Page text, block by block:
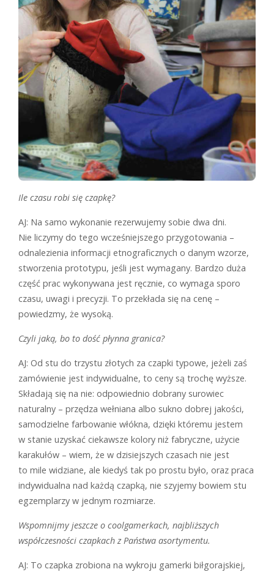
Ile czasu robi się czapkę?
AJ: Na samo wykonanie rezerwujemy sobie dwa dni.
Nie liczymy do tego wcześniejszego przygotowania –
odnalezienia informacji etnograficznych o danym wzorze,
stworzenia prototypu, jeśli jest wymagany. Bardzo duża
część prac wykonywana jest ręcznie, co wymaga sporo
czasu, uwagi i precyzji. To przekłada się na cenę –
powiedzmy, że wysoką.
Czyli jaką, bo to dość płynna granica?
AJ: Od stu do trzystu złotych za czapki typowe, jeżeli zaś
zamówienie jest indywidualne, to ceny są trochę wyższe.
Składają się na nie: odpowiednio dobrany surowiec
naturalny – przędza wełniana albo sukno dobrej jakości,
samodzielne farbowanie włókna, dzięki któremu jestem
w stanie uzyskać ciekawsze kolory niż fabryczne, użycie
karakułów – wiem, że w dzisiejszych czasach nie jest
to mile widziane, ale kiedyś tak po prostu było, oraz praca
indywidualna nad każdą czapką, nie szyjemy bowiem stu
egzemplarzy w jednym rozmiarze.
Wspomnijmy jeszcze o coolgamerkach, najbliższych
współczesności czapkach z Państwa asortymentu.
AJ: To czapka zrobiona na wykroju gamerki biłgorajskiej,